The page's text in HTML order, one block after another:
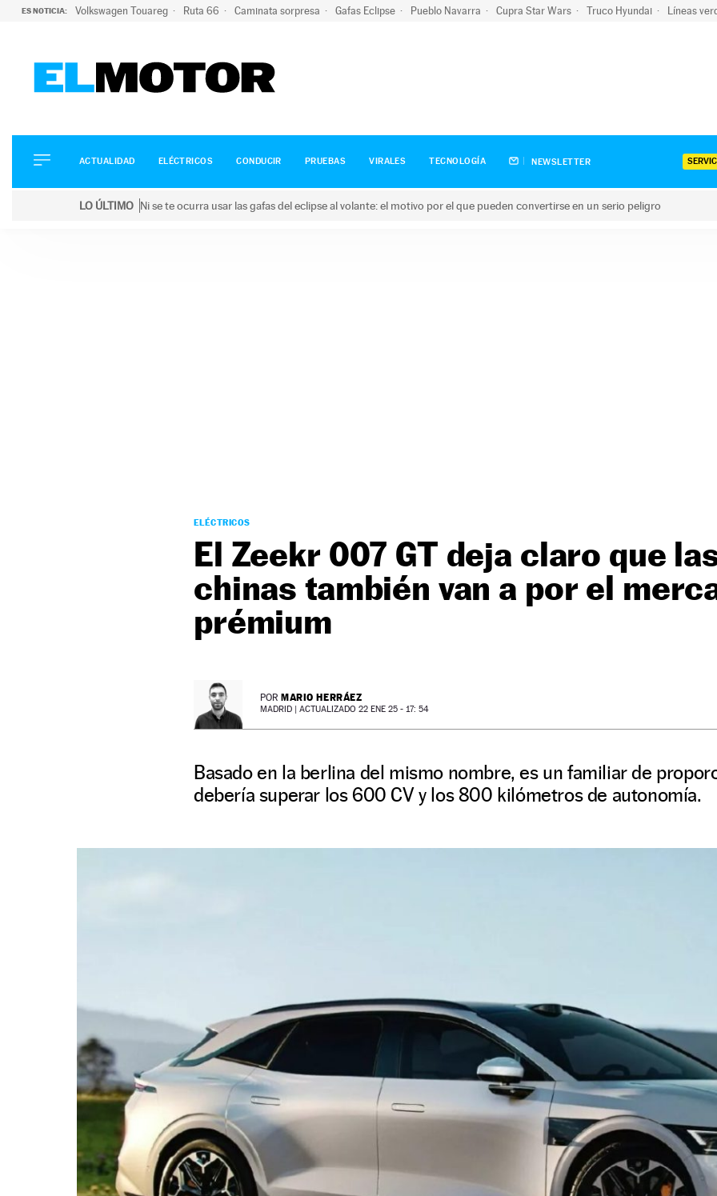
ES NOTICIA: Volkswagen Touareg Ruta 66 Caminata sorpresa Gafas Eclipse Pueblo Navarra Cupra Star Wars Truco Hyundai Líneas
ELÉCTRICOS
CONDUCIR
ACTUALIDAD ELÉCTRICOS CONDUCIR PRUEBAS VIRALES TECNOLOGÍA NEWSLETTER
LO ÚLTIMO Ni se te ocurra usar las gafas del eclipse al volante: el motivo por el que pueden convertirse en un serio peligro
ELÉCTRICOS
El Zeekr 007 GT deja claro que
chinas también van a por el
prémium
POR MARIO HERRÁEZ
MADRID | ACTUALIZADO 22 ENE 25 - 17: 54
Basado en la berlina del mismo nombre, es un familiar de
debería superar los 600 CV y los 800 kilómetros de autonomía.